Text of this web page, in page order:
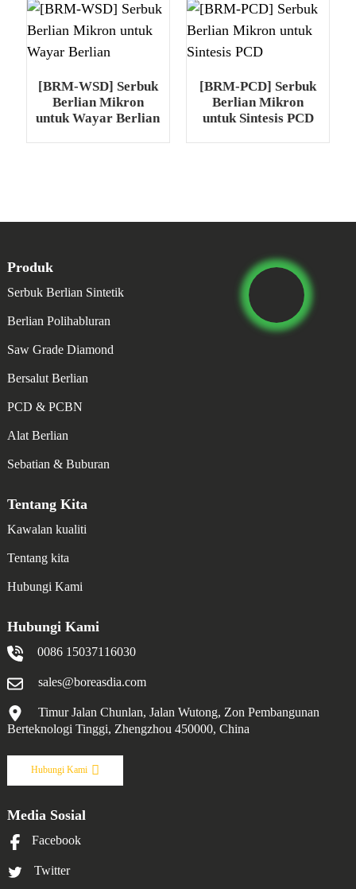
[BRM-WSD] Serbuk
Berlian Mikron
untuk Wayar Berlian
[BRM-PCD] Serbuk
Berlian Mikron
untuk Sintesis PCD
Produk
Serbuk Berlian Sintetik
Berlian Polihabluran
Saw Grade Diamond
Bersalut Berlian
PCD & PCBN
Alat Berlian
Sebatian & Buburan
Tentang Kita
Kawalan kualiti
Tentang kita
Hubungi Kami
Hubungi Kami
0086 15037116030
sales@boreasdia.com
Timur Jalan Chunlan, Jalan Wutong, Zon Pembangunan
Berteknologi Tinggi, Zhengzhou 450000, China
Hubungi Kami
Media Sosial
Facebook
Twitter